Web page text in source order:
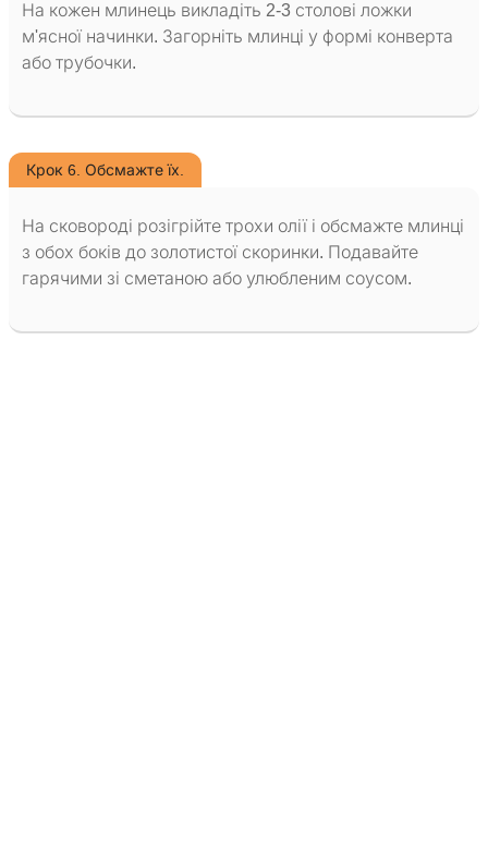
На кожен млинець викладіть 2-3 столові ложки
м'ясної начинки. Загорніть млинці у формі конверта
або трубочки.
Крок 6. Обсмажте їх.
На сковороді розігрійте трохи олії і обсмажте млинці
з обох боків до золотистої скоринки. Подавайте
гарячими зі сметаною або улюбленим соусом.